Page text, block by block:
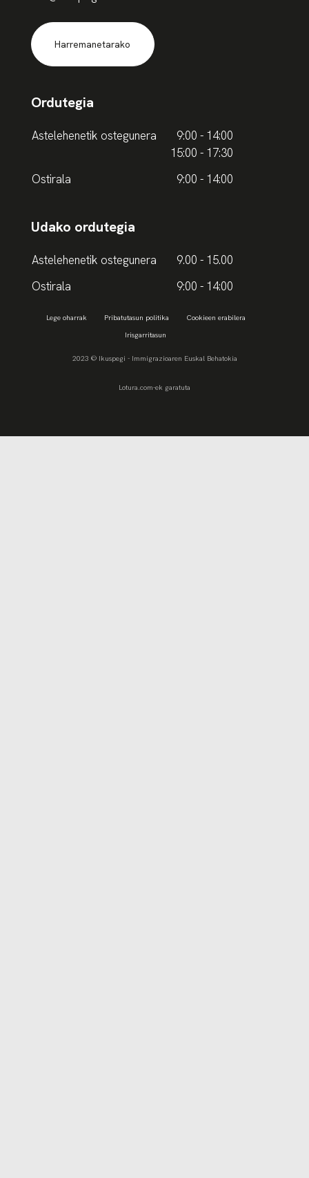
Harremanetarako
Ordutegia
Astelehenetik ostegunera
9:00 - 14:00
15:00 - 17:30
Ostirala
9:00 - 14:00
Udako ordutegia
Astelehenetik ostegunera
9.00 - 15.00
Ostirala
9:00 - 14:00
Lege oharrak Pribatutasun politika
Cookieen erabilera
Irisgarritasun
2023 © Ikuspegi - Immigrazioaren Euskal Behatokia
Lotura.com-ek garatuta